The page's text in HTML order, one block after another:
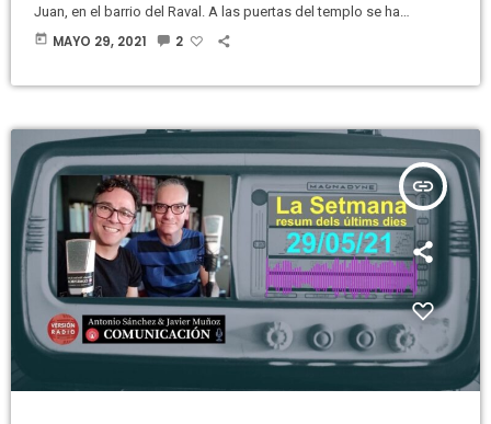
Juan, en el barrio del Raval. A las puertas del templo se ha
congregado un buen número de personas para ver qué estaba
today MAYO 29, 2021 2
insert_link